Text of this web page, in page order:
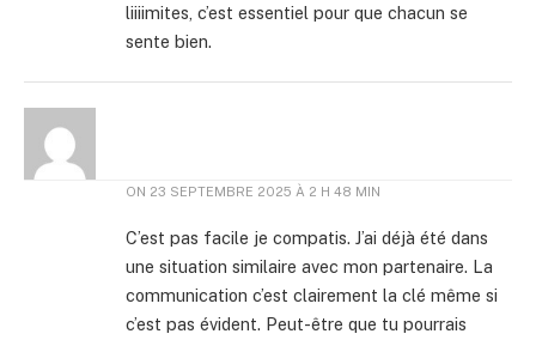
liiiimites, c’est essentiel pour que chacun se
sente bien.
ON 23 SEPTEMBRE 2025 À 2 H 48 MIN
C’est pas facile je compatis. J’ai déjà été dans
une situation similaire avec mon partenaire. La
communication c’est clairement la clé même si
c’est pas évident. Peut-être que tu pourrais